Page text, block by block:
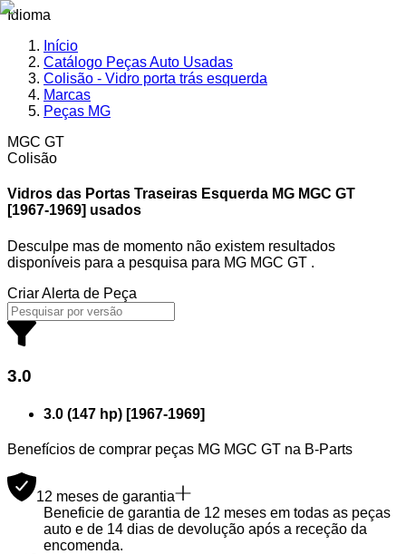
Idioma
Início
Catálogo Peças Auto Usadas
Colisão - Vidro porta trás esquerda
Marcas
Peças MG
MGC GT
Colisão
Vidros das Portas Traseiras Esquerda MG MGC GT
[1967-1969] usados
Desculpe mas de momento não existem resultados
disponíveis para a pesquisa para MG MGC GT .
Criar Alerta de Peça
3.0
3.0 (147 hp) [1967-1969]
Benefícios de comprar peças MG MGC GT na B-Parts
12 meses de garantia
Beneficie de garantia de 12 meses em todas as peças
auto e de 14 dias de devolução após a receção da
encomenda.